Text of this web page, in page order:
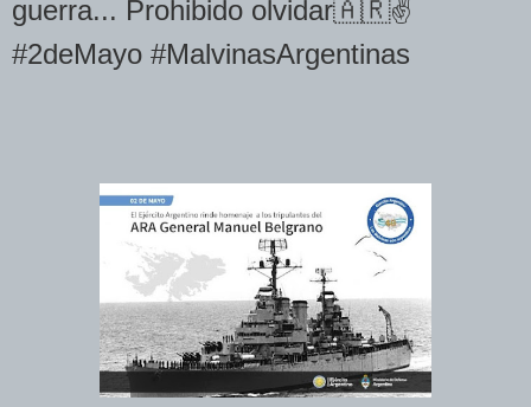
guerra... Prohibido olvidar🇦🇷✌
#2deMayo #MalvinasArgentinas